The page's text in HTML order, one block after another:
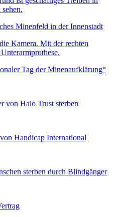
Minenfeld in der Innenstadt
Tag der Minenaufklärung“
von Halo Trust sterben
Handicap International
sterben durch Blindgänger